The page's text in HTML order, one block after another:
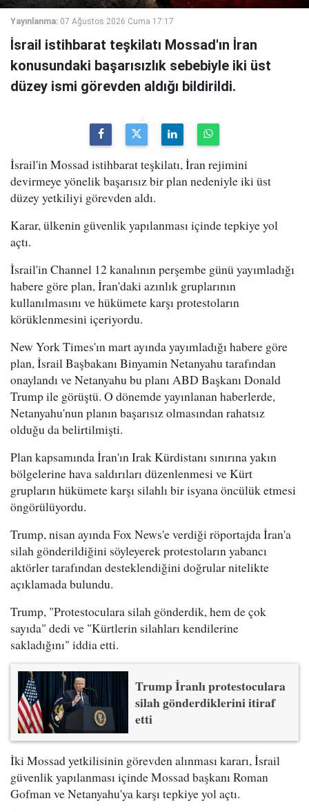
Yayınlanma: 07 Ağustos 2026 Cuma 17:17
İsrail istihbarat teşkilatı Mossad'ın İran
konusundaki başarısızlık sebebiyle iki üst
düzey ismi görevden aldığı bildirildi.
İsrail'in Mossad istihbarat teşkilatı, İran rejimini
devirmeye yönelik başarısız bir plan nedeniyle iki üst
düzey yetkiliyi görevden aldı.
Karar, ülkenin güvenlik yapılanması içinde tepkiye yol
açtı.
İsrail'in Channel 12 kanalının perşembe günü yayımladığı
habere göre plan, İran'daki azınlık gruplarının
kullanılmasını ve hükümete karşı protestoların
körüklenmesini içeriyordu.
New York Times'ın mart ayında yayımladığı habere göre
plan, İsrail Başbakanı Binyamin Netanyahu tarafından
onaylandı ve Netanyahu bu planı ABD Başkanı Donald
Trump ile görüştü. O dönemde yayınlanan haberlerde,
Netanyahu'nun planın başarısız olmasından rahatsız
olduğu da belirtilmişti.
Plan kapsamında İran'ın Irak Kürdistanı sınırına yakın
bölgelerine hava saldırıları düzenlenmesi ve Kürt
grupların hükümete karşı silahlı bir isyana öncülük etmesi
öngörülüyordu.
Trump, nisan ayında Fox News'e verdiği röportajda İran'a
silah gönderildiğini söyleyerek protestoların yabancı
aktörler tarafından desteklendiğini doğrular nitelikte
açıklamada bulundu.
Trump, "Protestoculara silah gönderdik, hem de çok
sayıda" dedi ve "Kürtlerin silahları kendilerine
sakladığını" iddia etti.
Trump İranlı protestoculara
silah gönderdiklerini itiraf
etti
İki Mossad yetkilisinin görevden alınması kararı, İsrail
güvenlik yapılanması içinde Mossad başkanı Roman
Gofman ve Netanyahu'ya karşı tepkiye yol açtı.